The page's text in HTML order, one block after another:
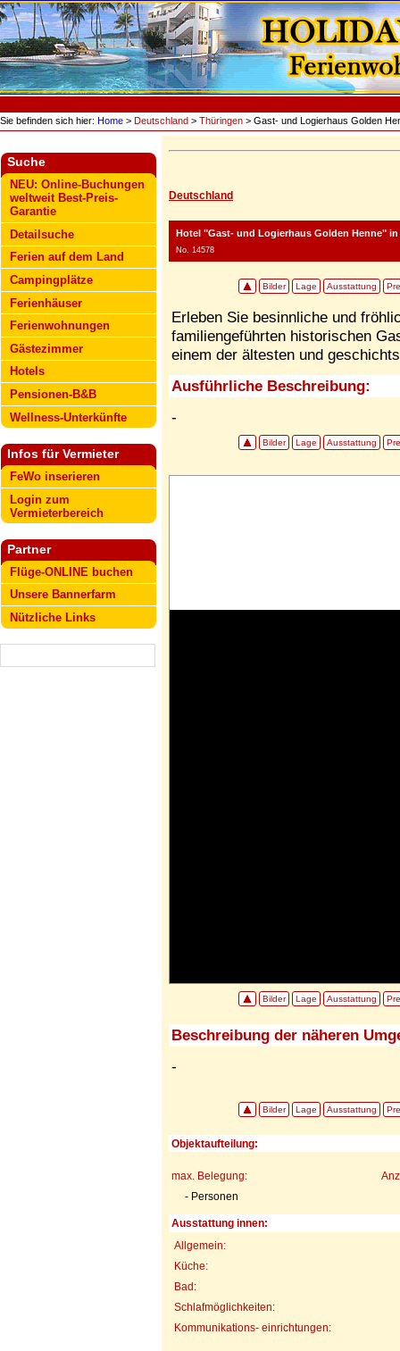
Sie befinden sich hier: Home > Deutschland > Thüringen > Gast- und Logierhaus Golden
Suche
NEU: Online-Buchungen
weltweit Best-Preis-
Garantie
Detailsuche
Ferien auf dem Land
Campingplätze
Ferienhäuser
Ferienwohnungen
Gästezimmer
Hotels
Pensionen-B&B
Wellness-Unterkünfte
Infos für Vermieter
FeWo inserieren
Login zum
Vermieterbereich
Partner
Flüge-ONLINE buchen
Unsere Bannerfarm
Nützliche Links
Deutschland
Hotel "Gast- und Logierhaus Golden Henne" in
No. 14578
Bilder Lage Ausstattung
Erleben Sie besinnliche und
familiengeführten historischen
einem der ältesten und
Ausführliche Beschreibung:
-
Bilder Lage Ausstattung
Bilder Lage Ausstattung
Beschreibung der näheren
-
Bilder Lage Ausstattung
Objektaufteilung:
max. Belegung:
- Personen
Ausstattung innen:
Allgemein:
Küche:
Bad:
Schlafmöglichkeiten:
Kommunikations- einrichtungen: